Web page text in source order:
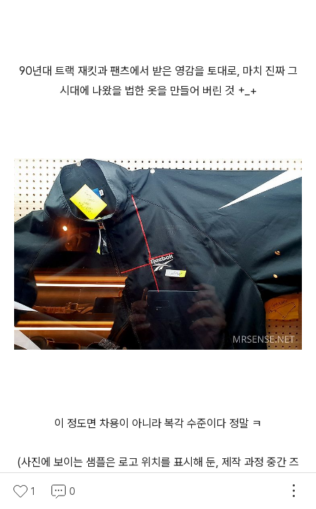
90년대 트랙 재킷과 팬츠에서 받은 영감을 토대로, 마치 진짜 그
시대에 나왔을 법한 옷을 만들어 버린 것 +_+
이 정도면 차용이 아니라 복각 수준이다 정말 ㅋ
(사진에 보이는 샘플은 로고 위치를 표시해 둔, 제작 과정 중간 즈
1 0